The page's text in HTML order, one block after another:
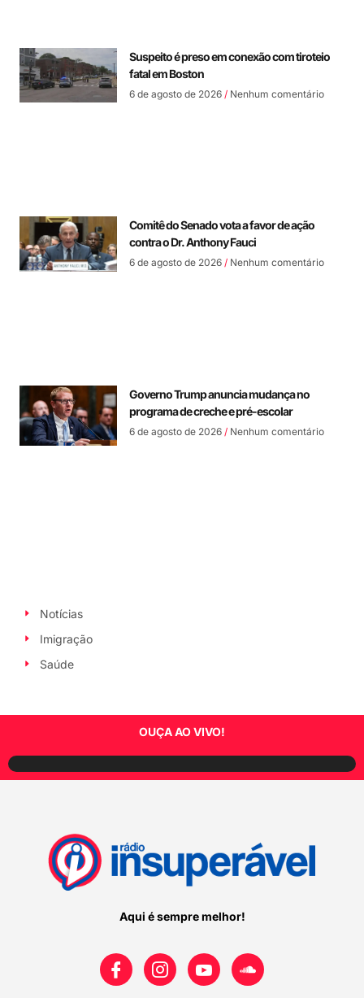
Suspeito é preso em conexão com tiroteio
fatal em Boston
6 de agosto de 2026 Nenhum comentário
Comitê do Senado vota a favor de ação
contra o Dr. Anthony Fauci
6 de agosto de 2026 Nenhum comentário
Governo Trump anuncia mudança no
programa de creche e pré-escolar
6 de agosto de 2026 Nenhum comentário
Notícias
Imigração
Saúde
OUÇA AO VIVO!
Aqui é sempre melhor!